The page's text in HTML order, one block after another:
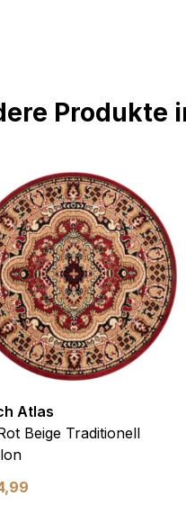
Produkte
Atlas
Beige Traditionell